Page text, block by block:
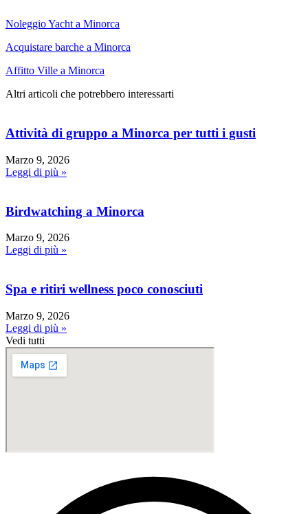
Noleggio Yacht a Minorca
Acquistare barche a Minorca
Affitto Ville a Minorca
Altri articoli che potrebbero interessarti
Attività di gruppo a Minorca per tutti i gusti
Marzo 9, 2026
Leggi di più »
Birdwatching a Minorca
Marzo 9, 2026
Leggi di più »
Spa e ritiri wellness poco conosciuti
Marzo 9, 2026
Leggi di più »
Vedi tutti